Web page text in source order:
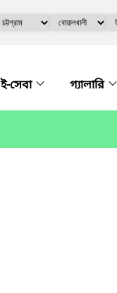
ই-সেবা গ্যালারি